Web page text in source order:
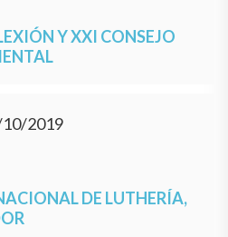
Y XXI CONSEJO
2019
DE LUTHERÍA,